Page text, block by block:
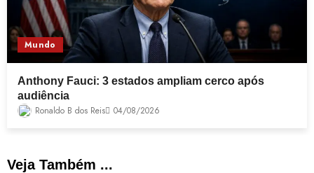
Mundo
Anthony Fauci: 3 estados ampliam cerco após
audiência
Ronaldo B dos Reis 04/08/2026
Veja Também ...